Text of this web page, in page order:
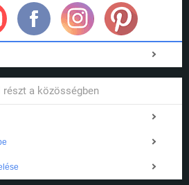
részt a közösségben